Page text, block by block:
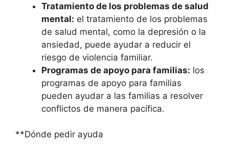
Tratamiento de los problemas de salud
mental: el tratamiento de los problemas
de salud mental, como la depresión o la
ansiedad, puede ayudar a reducir el
riesgo de violencia familiar.
Programas de apoyo para familias: los
programas de apoyo para familias
pueden ayudar a las familias a resolver
conflictos de manera pacífica.
**Dónde pedir ayuda